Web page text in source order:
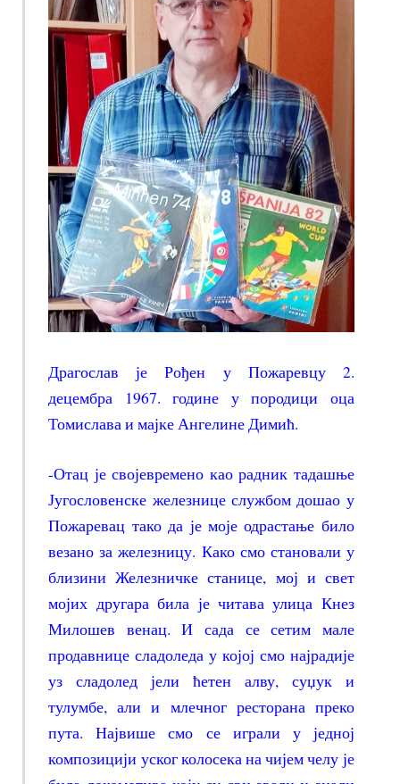
Драгослав је Рођен у Пожаревцу 2.
децембра 1967. године у породици оца
Томислава и мајке Ангелине Димић.
-Отац је својевремено као радник тадашње
Југословенске железнице службом дошао у
Пожаревац тако да је моје одрастање било
везано за железницу. Како смо становали у
близини Железничке станице, мој и свет
мојих другара била је читава улица Кнез
Милошев венац. И сада се сетим мале
продавнице сладоледа у којој смо најрадије
уз сладолед јели ћетен алву, суџук и
тулумбе, али и млечног ресторана преко
пута. Највише смо се играли у једној
композицији уског колосека на чијем челу је